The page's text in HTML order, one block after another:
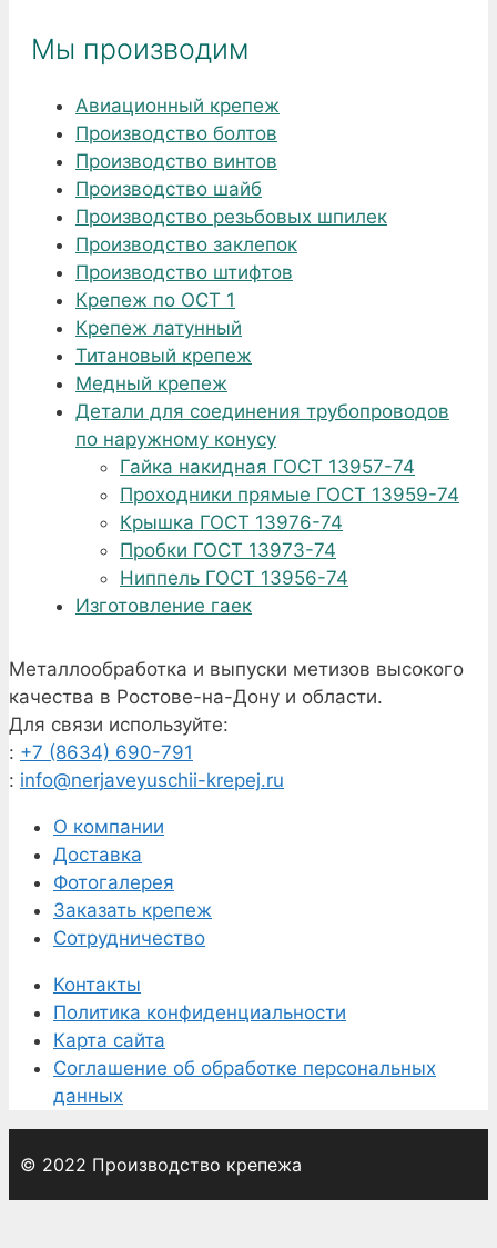
Мы производим
Авиационный крепеж
Производство болтов
Производство винтов
Производство шайб
Производство резьбовых шпилек
Производство заклепок
Производство штифтов
Крепеж по ОСТ 1
Крепеж латунный
Титановый крепеж
Медный крепеж
Детали для соединения трубопроводов
по наружному конусу
Гайка накидная ГОСТ 13957-74
Проходники прямые ГОСТ 13959-74
Крышка ГОСТ 13976-74
Пробки ГОСТ 13973-74
Ниппель ГОСТ 13956-74
Изготовление гаек
Металлообработка и выпуски метизов высокого
качества в Ростове-на-Дону и области.
Для связи используйте:
: +7 (8634) 690-791
: info@nerjaveyuschii-krepej.ru
О компании
Доставка
Фотогалерея
Заказать крепеж
Сотрудничество
Контакты
Политика конфиденциальности
Карта сайта
Соглашение об обработке персональных
данных
© 2022 Производство крепежа